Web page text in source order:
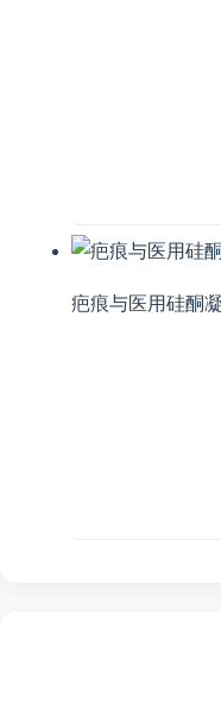
疤痕与医用硅酮